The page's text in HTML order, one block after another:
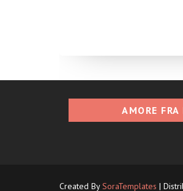
AMORE FRA
Created BySoraTemplates |